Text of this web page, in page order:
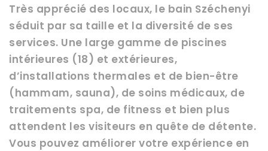
Très apprécié des locaux, le bain Széchenyi
séduit par sa taille et la diversité de ses
services. Une large gamme de piscines
intérieures (18) et extérieures,
d’installations thermales et de bien-être
(hammam, sauna), de soins médicaux, de
traitements spa, de fitness et bien plus
attendent les visiteurs en quête de détente.
Vous pouvez améliorer votre expérience en